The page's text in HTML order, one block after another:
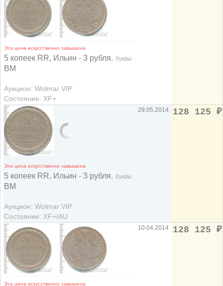
Эта цена искусственно завышена
5 копеек RR, Ильин - 3 рубля. буквы
ВМ
Аукцион: Wolmar VIP
Состояние: XF+
Эта цена искусственно завышена
5 копеек RR, Ильин - 3 рубля. буквы
ВМ
Аукцион: Wolmar VIP
Состояние: XF+/AU
29.05.2014 128 125 ₽
Эта цена искусственно завышена
10.04.2014 128 125 ₽